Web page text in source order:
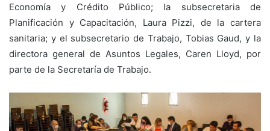
Economía y Crédito Público; la subsecretaria de
Planificación y Capacitación, Laura Pizzi, de la cartera
sanitaria; y el subsecretario de Trabajo, Tobias Gaud, y la
directora general de Asuntos Legales, Caren Lloyd, por
parte de la Secretaría de Trabajo.